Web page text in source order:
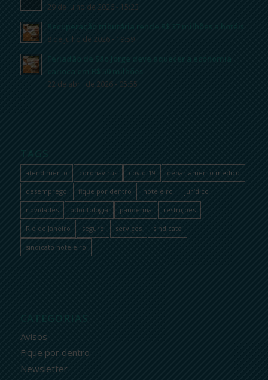
29 de julho de 2026 - 15:23
Recuperação tributária rende R$ 37 milhões a hotéis
8 de julho de 2026 - 19:59
Feriadão de São Jorge deve aquecer a economia
carioca em R$ 50 milhões
22 de abril de 2026 - 05:55
TAGS
atendimento coronavírus covid-19 departamento médico
desemprego fique por dentro hoteleiro jurídico
novidades odontologia pandemia restrições
Rio de Janeiro seguro serviços sindicato
sindicato hoteleiro
CATEGORIAS
Avisos
Fique por dentro
Newsletter